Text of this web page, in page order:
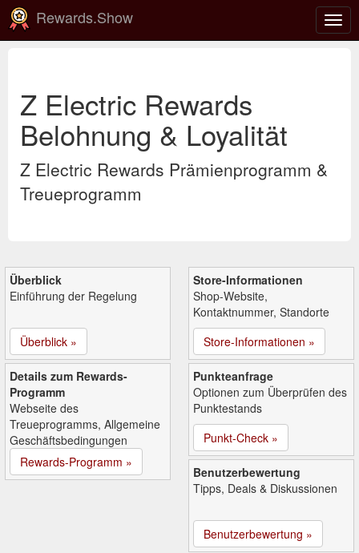
ein-/
Rewards.Show
Z Electric Rewards
Belohnung & Loyalität
Z Electric Rewards Prämienprogramm &
Treueprogramm
Überblick
Einführung der Regelung
Überblick »
Store-Informationen
Shop-Website,
Kontaktnummer, Standorte
Store-Informationen »
Details zum Rewards-
Programm
Webseite des
Treueprogramms, Allgemeine
Geschäftsbedingungen
Rewards-Programm »
Punkteanfrage
Optionen zum Überprüfen des
Punktestands
Punkt-Check »
Benutzerbewertung
Tipps, Deals & Diskussionen
Benutzerbewertung »